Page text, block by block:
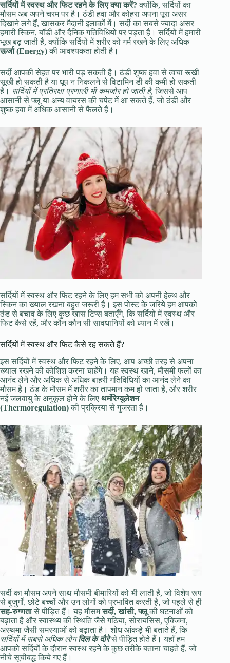
सर्दियों में स्वस्थ और फिट रहने के लिए क्या करें? क्योंकि, सर्दियों का
मौसम अब अपने चरम पर है। ठंडी हवा और कोहरा अपना पूरा असर
दिखाने लगे हैं, खासकर मैदानी इलाकों में। सर्दी का सबसे ज्यादा असर
हमारी स्किन, बॉडी और दैनिक गतिविधियों पर पड़ता है। सर्दियों में हमारी
भूख बढ़ जाती है, क्योंकि सर्दियों में शरीर को गर्म रखने के लिए अधिक
ऊर्जा (Energy)की आवश्यकता होती है।
सर्दी आपकी सेहत पर भारी पड़ सकती है। ठंडी शुष्क हवा से त्वचा रूखी
सूखी हो सकती है या धूप न निकलने से विटामिन डी की कमी हो सकती
है। सर्दियों में प्रतिरक्षा प्रणाली भी कमजोर हो जाती है, जिससे आप
आसानी से फ्लू या अन्य वायरस की चपेट में आ सकते हैं, जो ठंडी और
शुष्क हवा में अधिक आसानी से फैलते हैं।
सर्दियों में स्वस्थ और फिट रहने के लिए हम सभी को अपनी हेल्थ और
स्किन का ख्याल रखना बहुत जरूरी है। इस पोस्ट के जरिये हम आपको
ठंड से बचाव के लिए कुछ खास टिप्स बताएँगे, कि सर्दियों में स्वस्थ और
फिट कैसे रहें, और कौन कौन सी सावधानियों को ध्यान में रखें।
सर्दियों में स्वस्थ और फिट कैसे रह सकते हैं?
इस सर्दियों में स्वस्थ और फिट रहने के लिए, आप अच्छी तरह से अपना
ख्याल रखने की कोशिश करना चाहेंगे। यह स्वस्थ खाने, मौसमी फलों का
आनंद लेने और अधिक से अधिक बाहरी गतिविधियों का आनंद लेने का
मौसम है। ठंड के मौसम में शरीर का तापमान कम हो जाता है, और शरीर
नई जलवायु के अनुकूल होने के लिए थर्मोरेग्यूलेशन
(Thermoregulation)की प्रक्रिया से गुजरता है।
सर्दी का मौसम अपने साथ मौसमी बीमारियों को भी लाती है, जो विशेष रूप
से बुजुर्गों, छोटे बच्चों और उन लोगों को प्रभावित करती है, जो पहले से ही
सह-रुग्णतासे पीड़ित हैं। यह मौसमसर्दी, खांसी, फ्लूकी घटनाओं को
बढ़ाता है और स्वास्थ्य की स्थिति जैसे गठिया, सोरायसिस, एक्जिमा,
अस्थमा जैसी समस्याओं को बढ़ाता है। शोध आंकड़े भी बताते हैं, कि
सर्दियों में सबसे अधिक लोगदिल के दौरेसे पीड़ित होते हैं। यहाँ हम
आपको सर्दियों के दौरान स्वस्थ रहने के कुछ तरीके बताना चाहते हैं, जो
नीचे सूचीबद्ध किये गए हैं।